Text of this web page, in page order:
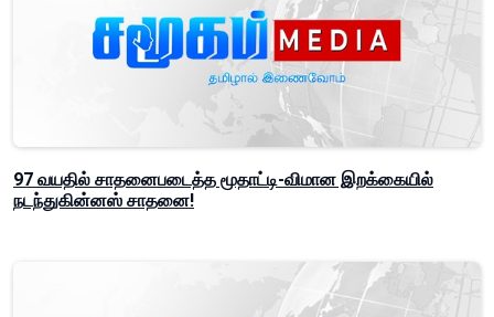
97 வயதில் சாதனைபடைத்த மூதாட்டி-விமான இறக்கையில்
நடந்துகின்னஸ் சாதனை!